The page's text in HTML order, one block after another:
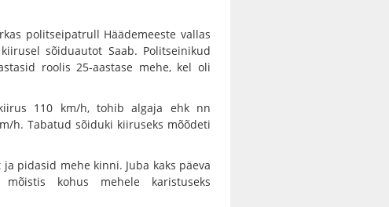
politseipatrull Häädemeeste vallas
sõiduautot Saab. Politseinikud
roolis 25-aastase mehe, kel oli
110 km/h, tohib algaja ehk nn
h. Tabatud sõiduki kiiruseks mõõdeti
pidasid mehe kinni. Juba kaks päeva
kohus mehele karistuseks